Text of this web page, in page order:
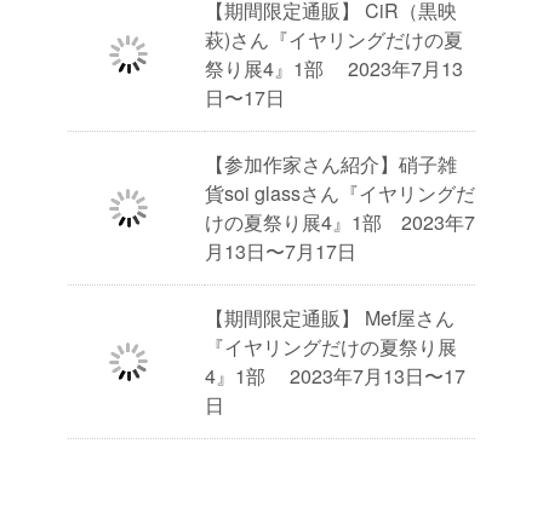
【期間限定通販】 CiR（黒映
萩)さん『イヤリングだけの夏
祭り展4』1部 2023年7月13
日〜17日
【参加作家さん紹介】硝子雑
貨soi glassさん『イヤリングだ
けの夏祭り展4』1部 2023年7
月13日〜7月17日
【期間限定通販】 Mef屋さん
『イヤリングだけの夏祭り展
4』1部 2023年7月13日〜17
日